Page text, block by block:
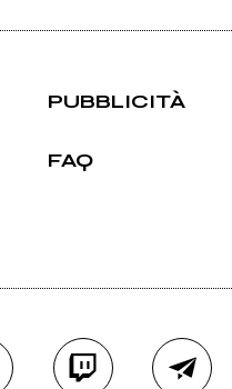
PUBBLICITÀ
FAQ